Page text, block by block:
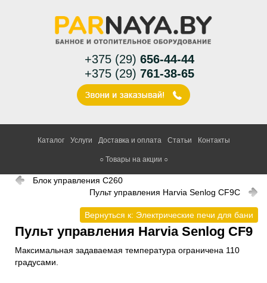
+375 (29) 656-44-44
+375 (29) 761-38-65
Каталог Услуги Доставка и оплата Статьи Контакты
○ Товары на акции ○
Блок управления С260
Пульт управления Harvia Senlog CF9С
Вернуться к: Электрические печи для бани
Пульт управления Harvia Senlog CF9
Максимальная задаваемая температура ограничена 110
градусами.